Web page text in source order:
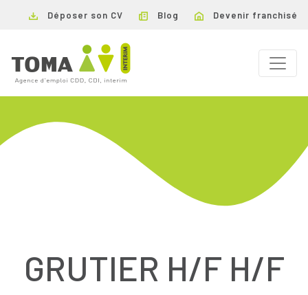
Déposer son CV Blog Devenir franchisé
GRUTIER H/F H/F